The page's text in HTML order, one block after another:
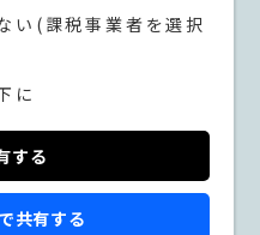
い(課税事業者を選択
に
する
共有する